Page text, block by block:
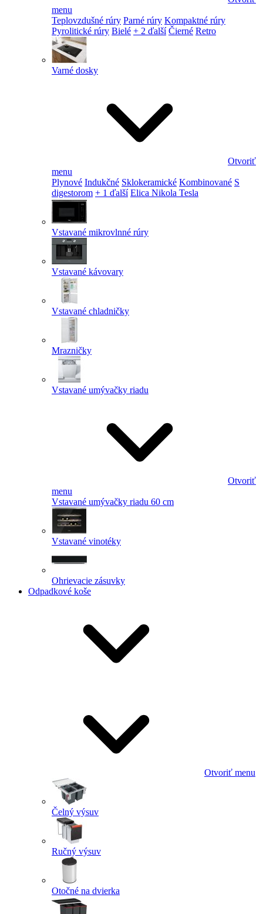
menu
Teplovzdušné rúry Parné rúry Kompaktné rúry
Pyrolitické rúry Bielé + 2 ďalší Čierné Retro
Varné dosky
Otvoriť
menu
Plynové Indukčné Sklokeramické Kombinované S
digestorom + 1 ďalší Elica Nikola Tesla
Vstavané mikrovlnné rúry
Vstavané kávovary
Vstavané chladničky
Mrazničky
Vstavané umývačky riadu
Otvoriť
menu
Vstavané umývačky riadu 60 cm
Vstavané vinotéky
Ohrievacie zásuvky
Odpadkové koše
Otvoriť menu
Čelný výsuv
Ručný výsuv
Otočné na dvierka